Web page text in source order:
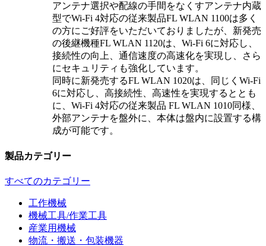
アンテナ選択や配線の手間をなくすアンテナ内蔵
型でWi-Fi 4対応の従来製品FL WLAN 1100は多く
の方にご好評をいただいておりましたが、新発売
の後継機種FL WLAN 1120は、Wi-Fi 6に対応し、
接続性の向上、通信速度の高速化を実現し、さら
にセキュリティも強化しています。
同時に新発売するFL WLAN 1020は、同じくWi-Fi
6に対応し、高接続性、高速性を実現するととも
に、Wi-Fi 4対応の従来製品 FL WLAN 1010同様、
外部アンテナを盤外に、本体は盤内に設置する構
成が可能です。
製品カテゴリー
すべてのカテゴリー
工作機械
機械工具/作業工具
産業用機械
物流・搬送・包装機器